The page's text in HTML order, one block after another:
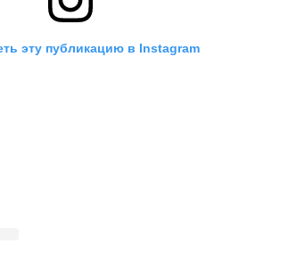
эту публикацию в Instagram